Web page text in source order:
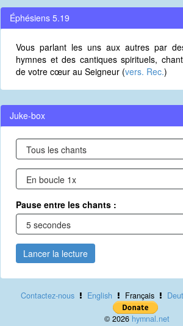
Éphésiens 5.19
Vous parlant les uns aux autres par
hymnes et des cantiques spirituels,
de votre cœur au Seigneur (vers. Rec.)
Juke-box
Pause entre les chants :
Lancer la lecture
Contactez-nous English Français
© 2026 hymnal.net